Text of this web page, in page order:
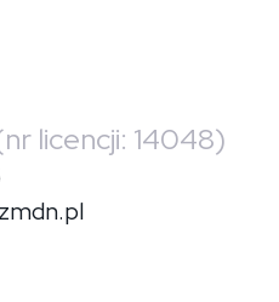
licencji: 14048)